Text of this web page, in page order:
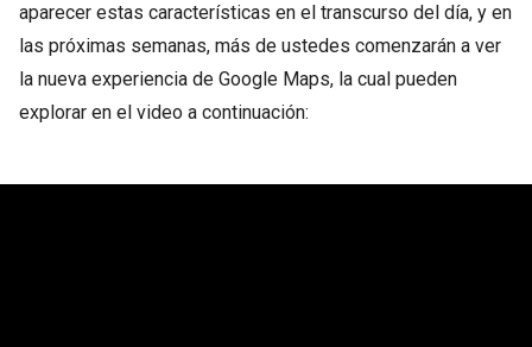
aparecer estas características en el transcurso del día, y en
las próximas semanas, más de ustedes comenzarán a ver
la nueva experiencia de Google Maps, la cual pueden
explorar en el video a continuación: